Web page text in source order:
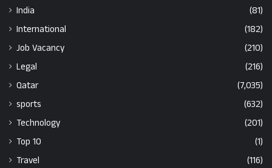
India
(81)
International
(182)
Job Vacancy
(210)
Legal
(216)
Qatar
(7,035)
sports
(632)
Technology
(201)
Top 10
(1)
Travel
(116)